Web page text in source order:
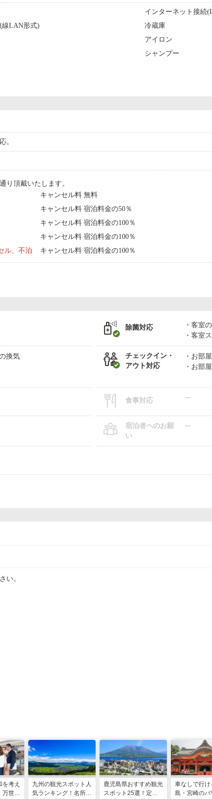
インターネット接続
線LAN形式)
冷蔵庫
アイロン
シャンプー
。
り頂戴いたします。
キャンセル料 無料
ら
キャンセル料 宿泊料金の50％
から
キャンセル料 宿泊料金の100％
キャンセル料 宿泊料金の100％
ル、不泊
キャンセル料 宿泊料金の100％
除菌対応
客室
客室
換気
チェックイン・
アウト対応
お部
お部
食事対応 ー
宿泊者へのお願
い
ー
い。
を考え
万世で
九州の観光スポット人
気ランキング！名所も
鹿児島県おすすめ観光
スポット25選！定番
車なしで行け
島・宮崎のパ